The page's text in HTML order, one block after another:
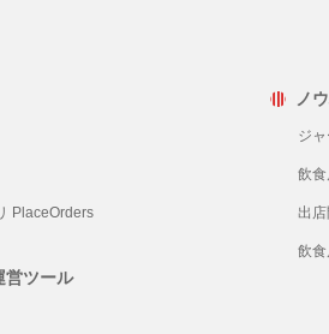
PlaceOrders
営ツール
ノ
ジ
飲
出
飲